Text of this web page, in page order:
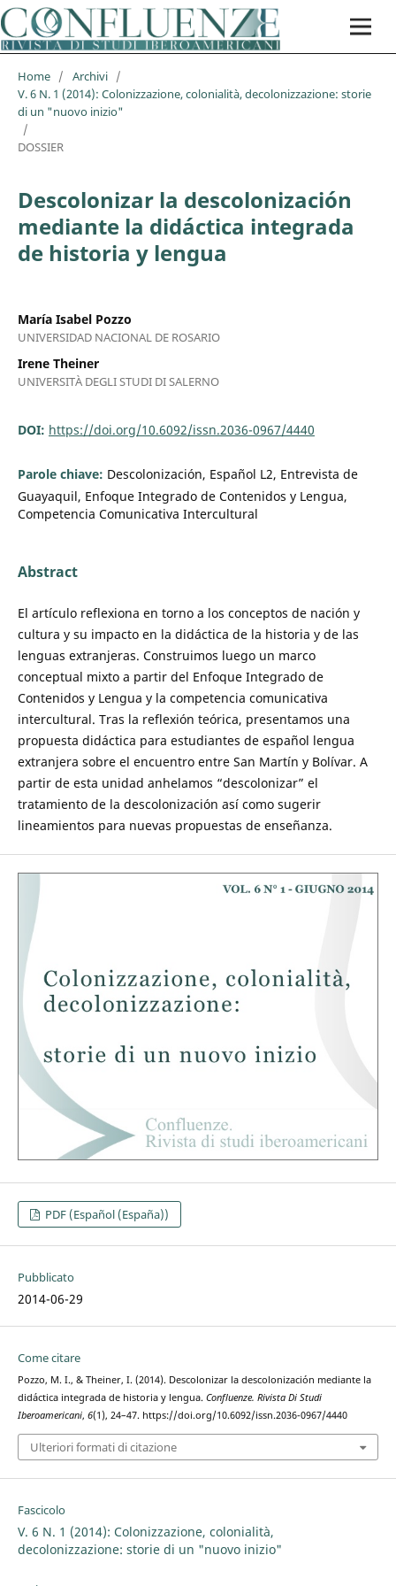
Home / Archivi /
V. 6 N. 1 (2014): Colonizzazione, colonialità, decolonizzazione: storie
di un "nuovo inizio"
/
DOSSIER
Descolonizar la descolonización
mediante la didáctica integrada
de historia y lengua
María Isabel Pozzo
UNIVERSIDAD NACIONAL DE ROSARIO
Irene Theiner
UNIVERSITÀ DEGLI STUDI DI SALERNO
DOI: https://doi.org/10.6092/issn.2036-0967/4440
Parole chiave: Descolonización, Español L2, Entrevista de
Guayaquil, Enfoque Integrado de Contenidos y Lengua,
Competencia Comunicativa Intercultural
Abstract
El artículo reflexiona en torno a los conceptos de nación y
cultura y su impacto en la didáctica de la historia y de las
lenguas extranjeras. Construimos luego un marco
conceptual mixto a partir del Enfoque Integrado de
Contenidos y Lengua y la competencia comunicativa
intercultural. Tras la reflexión teórica, presentamos una
propuesta didáctica para estudiantes de español lengua
extranjera sobre el encuentro entre San Martín y Bolívar. A
partir de esta unidad anhelamos “descolonizar” el
tratamiento de la descolonización así como sugerir
lineamientos para nuevas propuestas de enseñanza.
PDF (Español (España))
Pubblicato
2014-06-29
Come citare
Pozzo, M. I., & Theiner, I. (2014). Descolonizar la descolonización mediante la
didáctica integrada de historia y lengua. Confluenze. Rivista Di Studi
Iberoamericani, 6(1), 24–47. https://doi.org/10.6092/issn.2036-0967/4440
Ulteriori formati di citazione
Fascicolo
V. 6 N. 1 (2014): Colonizzazione, colonialità,
decolonizzazione: storie di un "nuovo inizio"